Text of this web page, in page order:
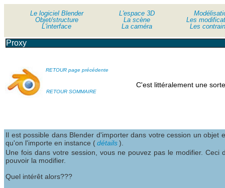
Le logiciel Blender
Objet/structure
L'interface
Le logiciel Blender
Objet/structure
L'interface
L'espace 3D
La scène
La caméra
Les
Les
Proxy
C'est littéralement une
RETOUR page précédente
RETOUR SOMMAIRE
Il est possible dans Blender d'importer dans votre cession un
qu'on l'importe en instance (détails).
Une fois dans votre session, vous ne pouvez pas le modifier.
pouvoir la modifier.
Quel intérêt alors???